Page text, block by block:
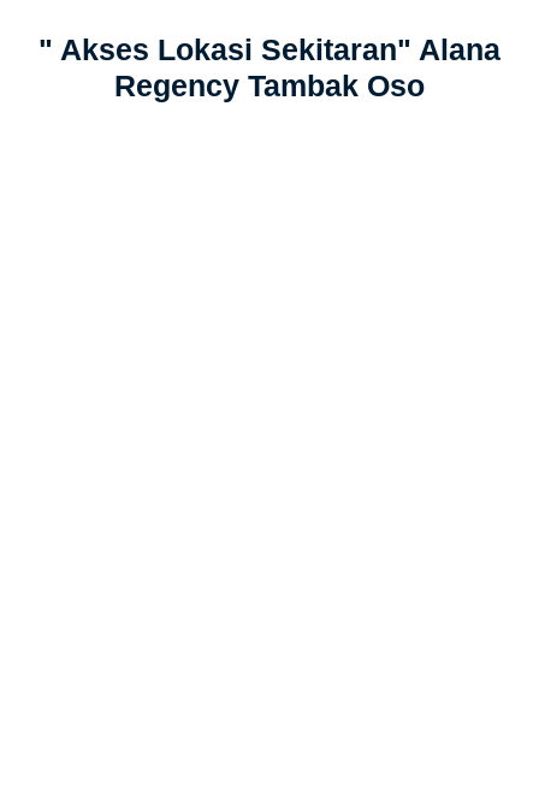
" Akses Lokasi Sekitaran" Alana
Regency Tambak Oso